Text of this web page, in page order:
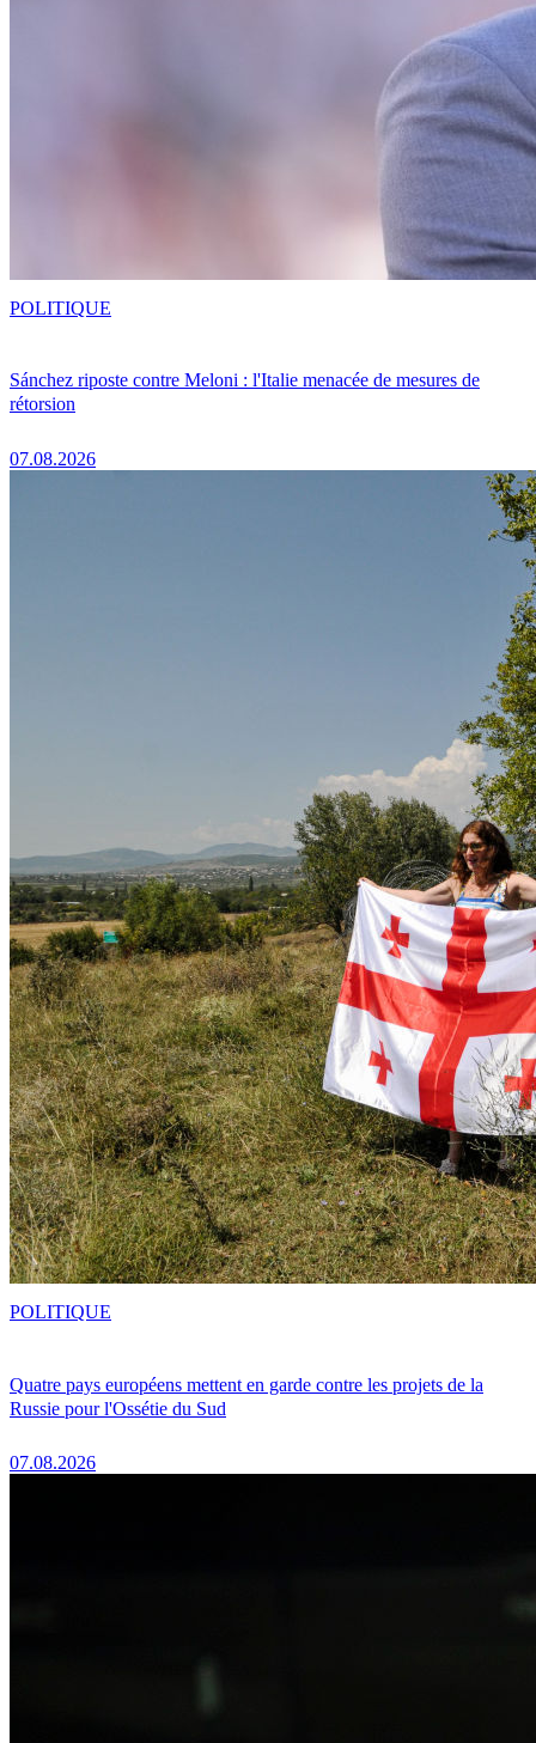
Sánchez riposte contre Meloni : l'Italie menacée de mesures de
rétorsion
07.08.2026
POLITIQUE
Quatre pays européens mettent en garde contre les projets de la
Russie pour l'Ossétie du Sud
07.08.2026
POLITIQUE